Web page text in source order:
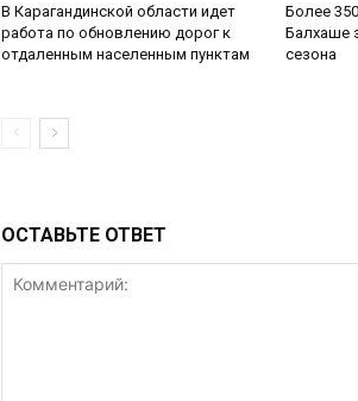
В Карагандинской области идет
работа по обновлению дорог к
отдаленным населенным пунктам
Более
Балхаше
сезона
ОСТАВЬТЕ ОТВЕТ